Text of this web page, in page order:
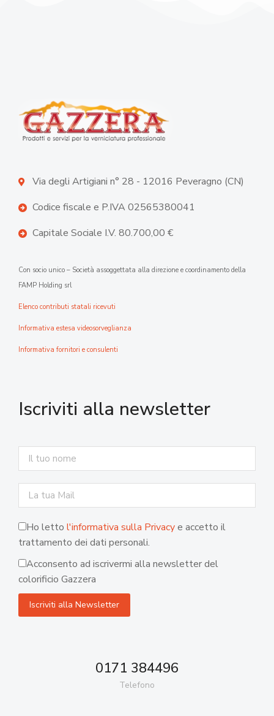
Via degli Artigiani n° 28 - 12016 Peveragno (CN)
Codice fiscale e P.IVA 02565380041
Capitale Sociale I.V. 80.700,00 €
Con socio unico – Società assoggettata alla direzione e coordinamento della
FAMP Holding srl
Elenco contributi statali ricevuti
Informativa estesa videosorveglianza
Informativa fornitori e consulenti
Iscriviti alla newsletter
Ho letto l'informativa sulla Privacye accetto il
trattamento dei dati personali.
Acconsento ad iscrivermi alla newsletter del
colorificio Gazzera
0171 384496
Telefono